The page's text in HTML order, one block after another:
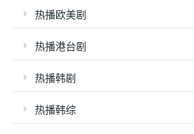
热播欧美剧
热播港台剧
热播韩剧
热播韩综